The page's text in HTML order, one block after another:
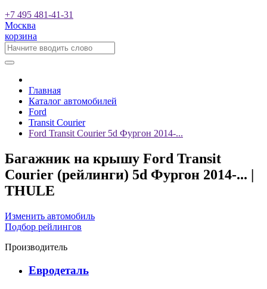
+7 495 481-41-31
Москва
корзина
Главная
Каталог автомобилей
Ford
Transit Courier
Ford Transit Courier 5d Фургон 2014-...
Багажник на крышу Ford Transit
Courier (рейлинги) 5d Фургон 2014-... |
THULE
Изменить автомобиль
Подбор рейлингов
Производитель
Евродеталь